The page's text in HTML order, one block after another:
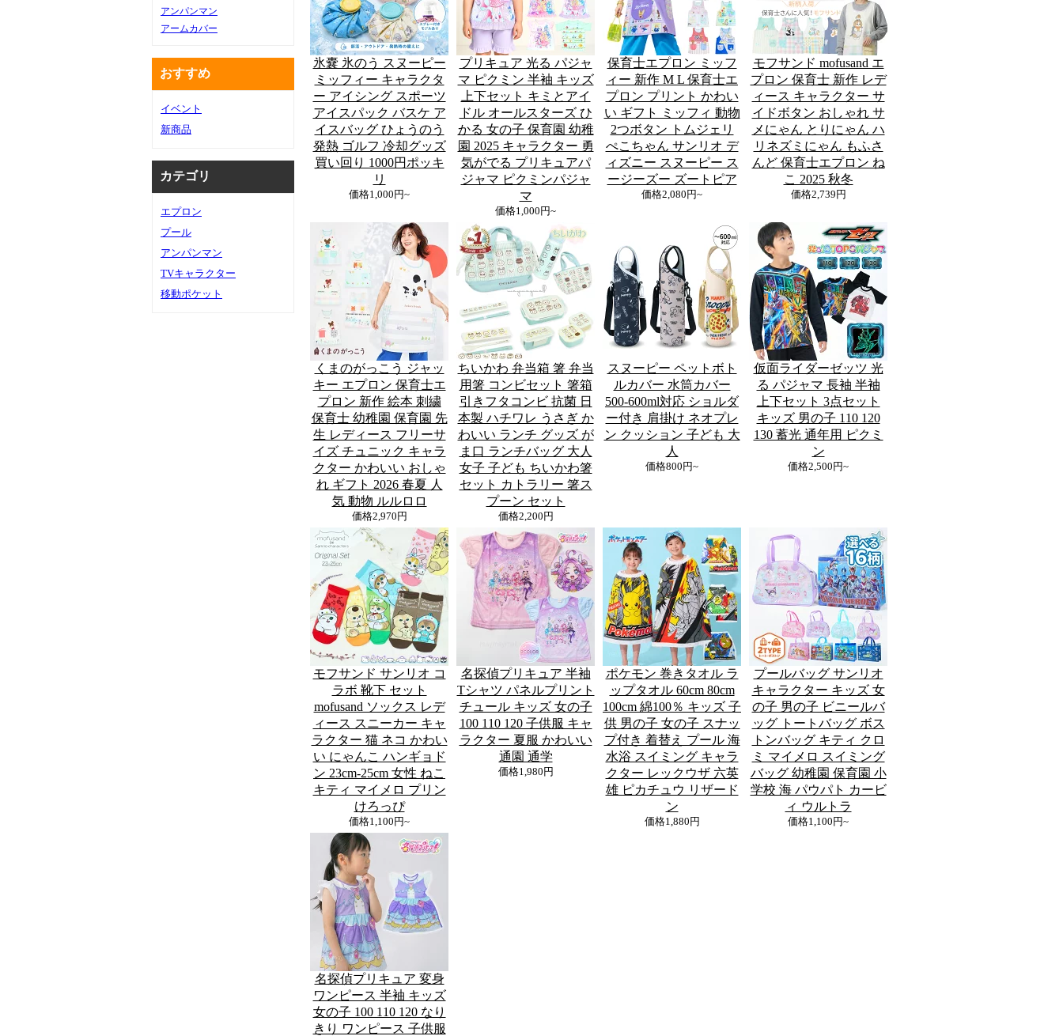
アンパンマン
アームカバー
おすすめ
イベント
新商品
カテゴリ
エプロン
プール
アンパンマン
TVキャラクター
移動ポケット
氷嚢 氷のう スヌーピー
ミッフィー キャラクタ
ー アイシング スポーツ
アイスパック バスケ ア
イスバッグ ひょうのう
発熱 ゴルフ 冷却グッズ
買い回り 1000円ポッキ
リ
価格1,000円~
プリキュア 光る パジャ
マ ピクミン 半袖 キッズ
上下セット キミとアイ
ドル オールスターズ ひ
かる 女の子 保育園 幼稚
園 2025 キャラクター 勇
気がでる プリキュアパ
ジャマ ピクミンパジャ
マ
価格1,000円~
保育士エプロン ミッフ
ィー 新作 M L 保育士エ
プロン プリント かわい
い ギフト ミッフィ 動物
2つボタン トムジェリ
ぺこちゃん サンリオ デ
ィズニー スヌーピー ス
ージーズー ズートピア
価格2,080円~
モフサンド mofusand エ
プロン 保育士 新作 レデ
ィース キャラクター サ
イドボタン おしゃれ サ
メにゃん とりにゃん ハ
リネズミにゃん もふさ
んど 保育士エプロン ね
こ 2025 秋冬
価格2,739円
くまのがっこう ジャッ
キー エプロン 保育士エ
プロン 新作 絵本 刺繍
保育士 幼稚園 保育園 先
生 レディース フリーサ
イズ チュニック キャラ
クター かわいい おしゃ
れ ギフト 2026 春夏 人
気 動物 ルルロロ
価格2,970円
ちいかわ 弁当箱 箸 弁当
用箸 コンビセット 箸箱
引きフタコンビ 抗菌 日
本製 ハチワレ うさぎ か
わいい ランチ グッズ が
ま口 ランチバッグ 大人
女子 子ども ちいかわ箸
セット カトラリー 箸ス
プーン セット
価格2,200円
スヌーピー ペットボト
ルカバー 水筒カバー
500-600ml対応 ショルダ
ー付き 肩掛け ネオプレ
ン クッション 子ども 大
人
価格800円~
仮面ライダーゼッツ 光
る パジャマ 長袖 半袖
上下セット 3点セット
キッズ 男の子 110 120
130 蓄光 通年用 ピクミ
ン
価格2,500円~
モフサンド サンリオ コ
ラボ 靴下 セット
mofusand ソックス レデ
ィース スニーカー キャ
ラクター 猫 ネコ かわい
い にゃんこ ハンギョド
ン 23cm-25cm 女性 ねこ
キティ マイメロ プリン
けろっぴ
価格1,100円~
名探偵プリキュア 半袖
Tシャツ パネルプリント
チュール キッズ 女の子
100 110 120 子供服 キャ
ラクター 夏服 かわいい
通園 通学
価格1,980円
ポケモン 巻きタオル ラ
ップタオル 60cm 80cm
100cm 綿100％ キッズ 子
供 男の子 女の子 スナッ
プ付き 着替え プール 海
水浴 スイミング キャラ
クター レックウザ 六英
雄 ピカチュウ リザード
ン
価格1,880円
プールバッグ サンリオ
キャラクター キッズ 女
の子 男の子 ビニールバ
ッグ トートバッグ ボス
トンバッグ キティ クロ
ミ マイメロ スイミング
バッグ 幼稚園 保育園 小
学校 海 パウパト カービ
ィ ウルトラ
価格1,100円~
名探偵プリキュア 変身
ワンピース 半袖 キッズ
女の子 100 110 120 なり
きり ワンピース 子供服